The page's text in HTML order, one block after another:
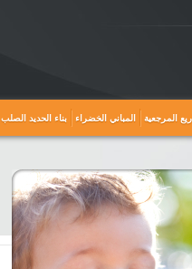
بناء الحديد الصلب المباني الخضراء المرجعية